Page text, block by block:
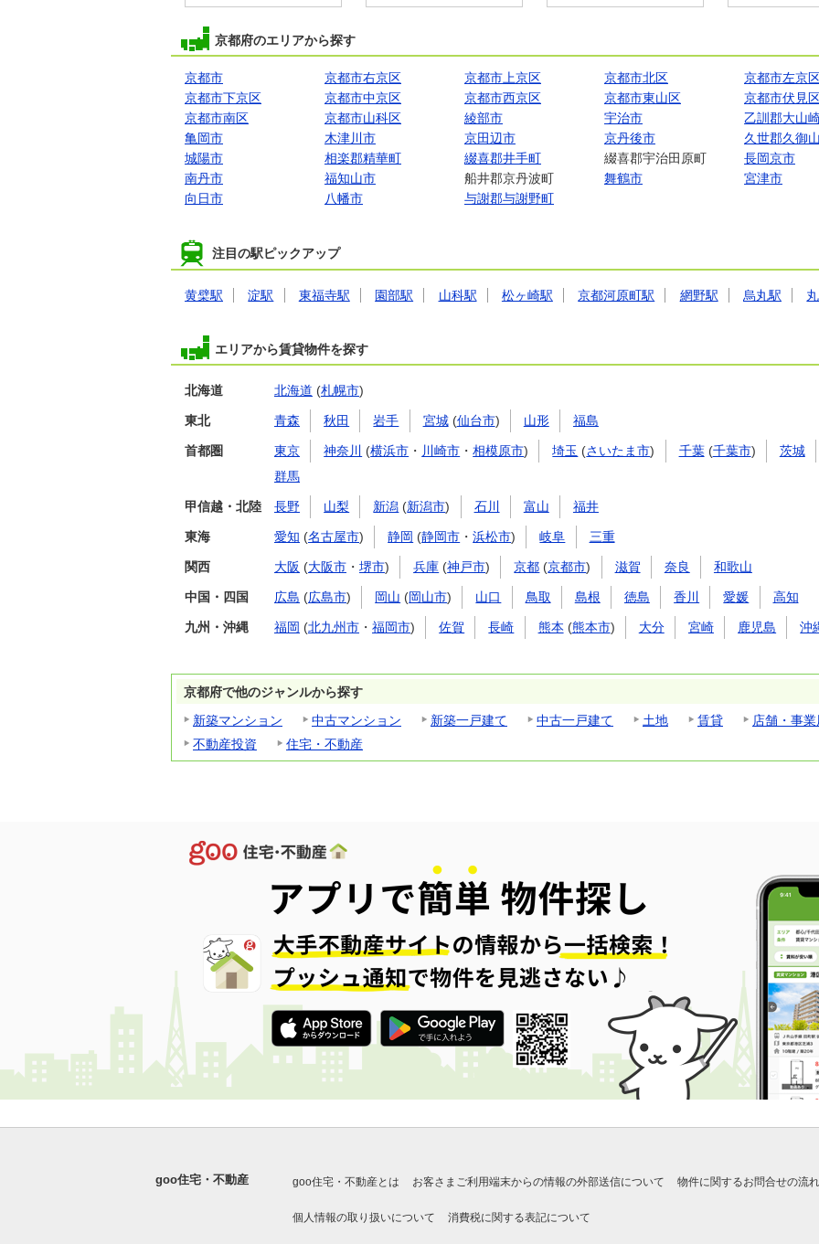
京都府のエリアから探す
京都市 京都市右京区 京都市上京区 京都市北区
京都市左京
京都市下京区
京都市中京区 京都市西京区 京都市東山区
京都市伏見
京都市南区
京都市山科区 綾部市 宇治市
乙訓郡大山
亀岡市
木津川市 京田辺市 京丹後市
久世郡久御
城陽市
相楽郡精華町 綴喜郡井手町 綴喜郡宇治田原町
長岡京市
南丹市
福知山市 船井郡京丹波町 舞鶴市
宮津市
向日市
八幡市 与謝郡与謝野町
注目の駅ピックアップ
黄檗駅 淀駅 東福寺駅 園部駅 山科駅 松ヶ崎駅 京都河原町駅 網野駅 烏丸駅
エリアから賃貸物件を探す
北海道 北海道 (札幌市)
東北 青森 秋田 岩手 宮城(仙台市) 山形 福島
首都圏 東京 神奈川 (横浜市 ・ 川崎市 ・相模原市) 埼玉 (さいたま市) 千葉(千葉市) 茨城
群馬
甲信越・北陸 長野 山梨 新潟 (新潟市) 石川 富山 福井
東海 愛知 (名古屋市) 静岡 (静岡市 ・浜松市) 岐阜 三重
関西 大阪 (大阪市 ・ 堺市) 兵庫 (神戸市) 京都 (京都市) 滋賀 奈良 和歌山
中国・四国 広島 (広島市) 岡山 (岡山市) 山口 鳥取 島根 徳島 香川 愛媛 高知
九州・沖縄 福岡 (北九州市 ・ 福岡市) 佐賀 長崎 熊本 (熊本市) 大分 宮崎 鹿児島 沖
京都府で他のジャンルから探す
新築マンション
中古マンション 新築一戸建て 中古一戸建て 土地 賃貸
店舗・事業
不動産投資
住宅・不動産
goo住宅・不動産 goo住宅・不動産とは お客さまご利用端末からの情報の外部送信について 物件に関するお問合せの流れ
個人情報の取り扱いについて 消費税に関する表記について